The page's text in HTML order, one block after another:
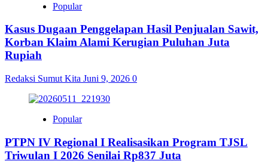
Popular
Kasus Dugaan Penggelapan Hasil Penjualan Sawit,
Korban Klaim Alami Kerugian Puluhan Juta
Rupiah
Redaksi Sumut Kita Juni 9, 2026 0
Popular
PTPN IV Regional I Realisasikan Program TJSL
Triwulan I 2026 Senilai Rp837 Juta